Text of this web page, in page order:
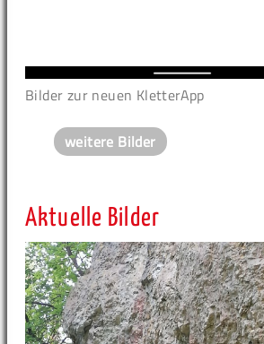
Bilder zur neuen KletterApp
weitere Bilder
Aktuelle Bilder